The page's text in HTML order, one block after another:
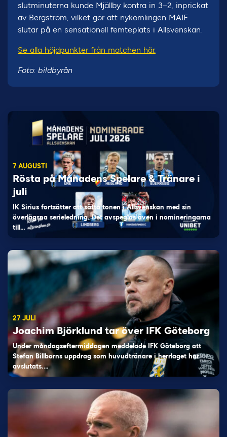
slutminuterna kunde Mjällby kontra in 3–2, inprickat
av Bergström, vilket gör att nykomlingen MAIF
slutar på en sensationell femteplats i Allsvenskan.
Se alla höjdpunkter från matchen här.
Foto: bildbyrån
7 AUGUSTI
Rösta på Månadens Spelare & Tränare i
juli
IK Sirius fortsätter att sätta tonen i Allsvenskan med sin
överlägsna serieledning. Det avspeglas även i nomineringarna
till…
27 JULI
Joachim Björklund tar över IFK Göteborg
Under måndagseftermiddagen meddelade IFK Göteborg att
Stefan Billborns uppdrag som huvudtränare i herrlaget har
avslutats.…